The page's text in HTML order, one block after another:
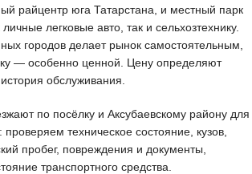
райцентр юга Татарстана, и местный парк
легковые авто, так и сельхозтехнику.
городов делает рынок самостоятельным,
— особенно ценной. Цену определяют
обслуживания.
по посёлку и Аксубаевскому району для
техническое состояние, кузов,
пробег, повреждения и документы,
транспортного средства.